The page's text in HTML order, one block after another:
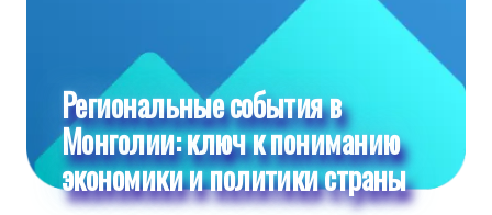
Региональные события в
Монголии: ключ к пониманию
экономики и политики страны